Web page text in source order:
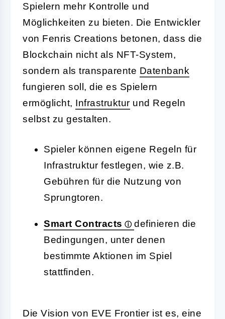
Spielern mehr Kontrolle und
Möglichkeiten zu bieten. Die Entwickler
von Fenris Creations betonen, dass die
Blockchain nicht als NFT-System,
sondern als transparente Datenbank
fungieren soll, die es Spielern
ermöglicht, Infrastruktur und Regeln
selbst zu gestalten.
Spieler können eigene Regeln für
Infrastruktur festlegen, wie z.B.
Gebühren für die Nutzung von
Sprungtoren.
Smart Contracts
definieren die
Bedingungen, unter denen
bestimmte Aktionen im Spiel
stattfinden.
Die Vision von EVE Frontier ist es, eine